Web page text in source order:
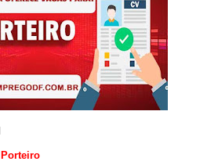
Porteiro